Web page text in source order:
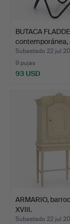
BUTACA
contemporánea,
Subastado 22 jul
9 pujas
93 USD
ARMARIO,
XVIII.
Subastado 22 jul